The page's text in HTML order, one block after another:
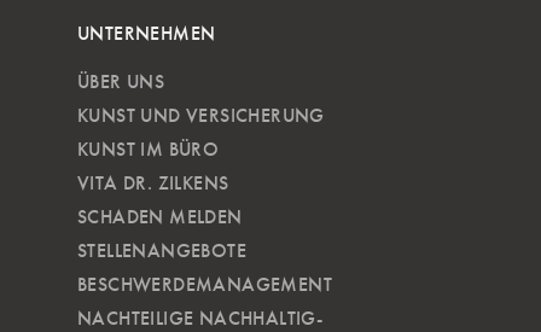
UNTERNEHMEN
ÜBER UNS
KUNST UND VERSICHERUNG
KUNST IM BÜRO
VITA DR. ZILKENS
SCHADEN MELDEN
STELLENANGEBOTE
BESCHWERDEMANAGEMENT
NACHTEILIGE NACH­HALTIG­